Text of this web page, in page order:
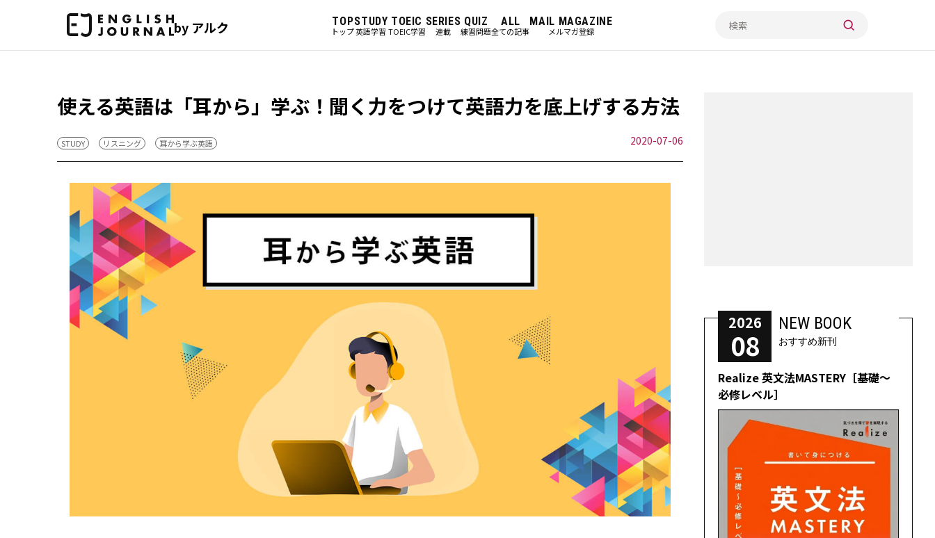
by アルク TOP
トップ
STUDY
英語学習
TOEIC
TOEIC学習
SERIES
連載
QUIZ
練習問題
ALL
全ての記事
MAIL MAGAZINE
メルマガ登録
使える英語は「耳から」学ぶ！聞く力をつけて英語力を底上げする方法
STUDY リスニング 耳から学ぶ英語 2020-07-06
2026
08
NEW BOOK
おすすめ新刊
Realize 英文法MASTERY［基礎～
必修レベル］